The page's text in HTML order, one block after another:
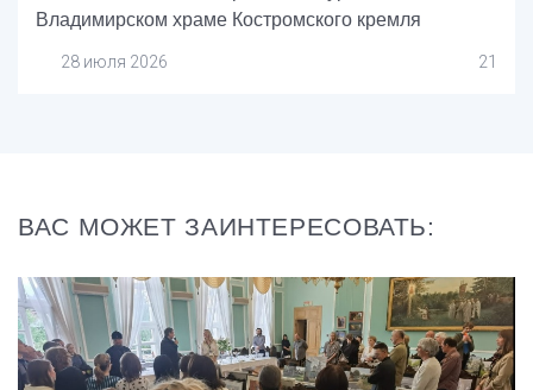
Владимирском храме Костромского кремля
28 июля 2026 21
ВАС МОЖЕТ ЗАИНТЕРЕСОВАТЬ: